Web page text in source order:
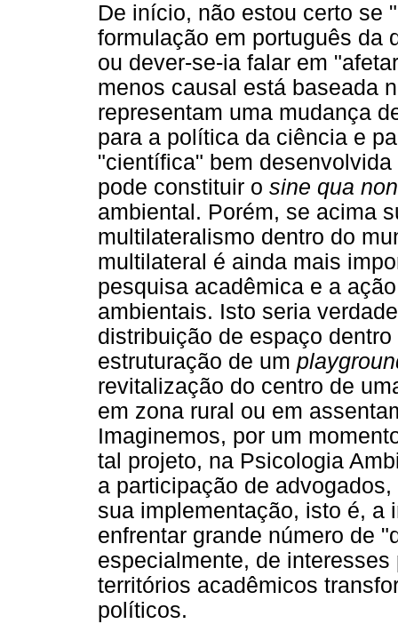
De início, não estou certo se
formulação em português da
ou dever-se-ia falar em
menos causal está baseada
representam uma mudança
para a política da ciência e
"científica" bem
pode constituir o sine qua non
ambiental. Porém, se acima
multilateralismo dentro do
multilateral é ainda mais
pesquisa acadêmica e a
ambientais. Isto seria
distribuição de espaço
estruturação de um
revitalização do centro de
em zona rural ou em
Imaginemos, por um
tal projeto, na Psicologia
a participação de
sua implementação, isto é, a
enfrentar grande número de
especialmente, de
territórios acadêmicos
políticos.